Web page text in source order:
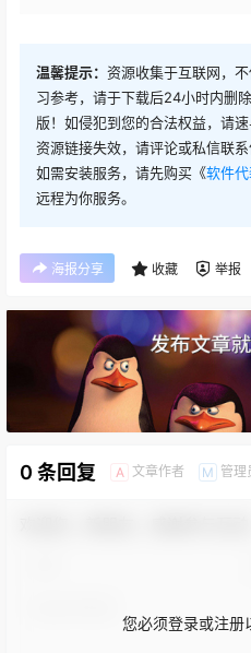
温馨提示： 资源收集于互联网，
习参考，请于下载后24小时内删
版！如侵犯到您的合法权益，请
资源链接失效，请评论或私信联系
如需安装服务，请先购买《软件
远程为你服务。
海报分享 收藏 举报
0 条回复 A 文章作者 M 管理
您必须登录或注册